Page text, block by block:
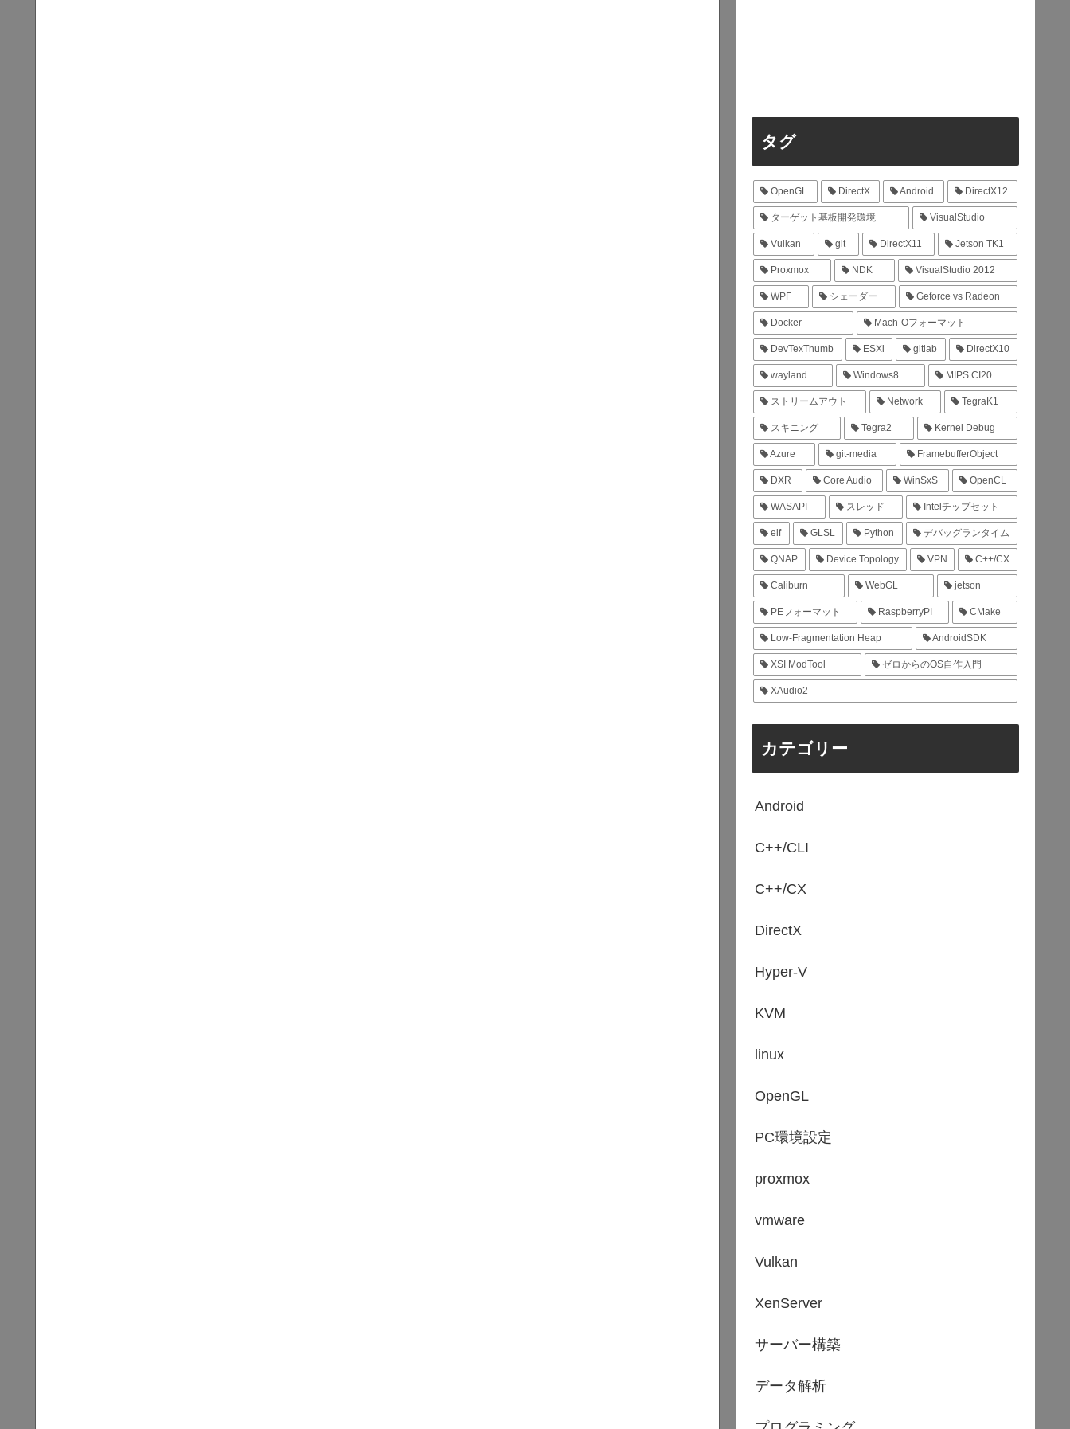
タグ
OpenGL DirectX Android DirectX12
ターゲット基板開発環境 VisualStudio
Vulkan git DirectX11 Jetson TK1
Proxmox NDK VisualStudio 2012
WPF シェーダー Geforce vs Radeon
Docker Mach-Oフォーマット
DevTexThumb ESXi gitlab DirectX10
wayland Windows8 MIPS CI20
ストリームアウト Network TegraK1
スキニング Tegra2 Kernel Debug
Azure git-media FramebufferObject
DXR Core Audio WinSxS OpenCL
WASAPI スレッド Intelチップセット
elf GLSL Python デバッグランタイム
QNAP Device Topology VPN C++/CX
Caliburn WebGL jetson
PEフォーマット RaspberryPI CMake
Low-Fragmentation Heap AndroidSDK
XSI ModTool ゼロからのOS自作入門
XAudio2
カテゴリー
Android
C++/CLI
C++/CX
DirectX
Hyper-V
KVM
linux
OpenGL
PC環境設定
proxmox
vmware
Vulkan
XenServer
サーバー構築
データ解析